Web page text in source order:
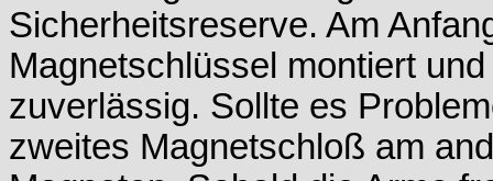
Sicherheitsreserve. Am
Magnetschlüssel montiert
zuverlässig. Sollte es
zweites Magnetschloß am